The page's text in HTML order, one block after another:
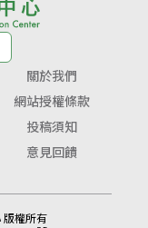
關於我們
網站授權條款
投稿須知
意見回饋
權所有